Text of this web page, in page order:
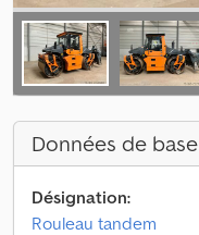
Données de base
Désignation:
Rouleau tandem